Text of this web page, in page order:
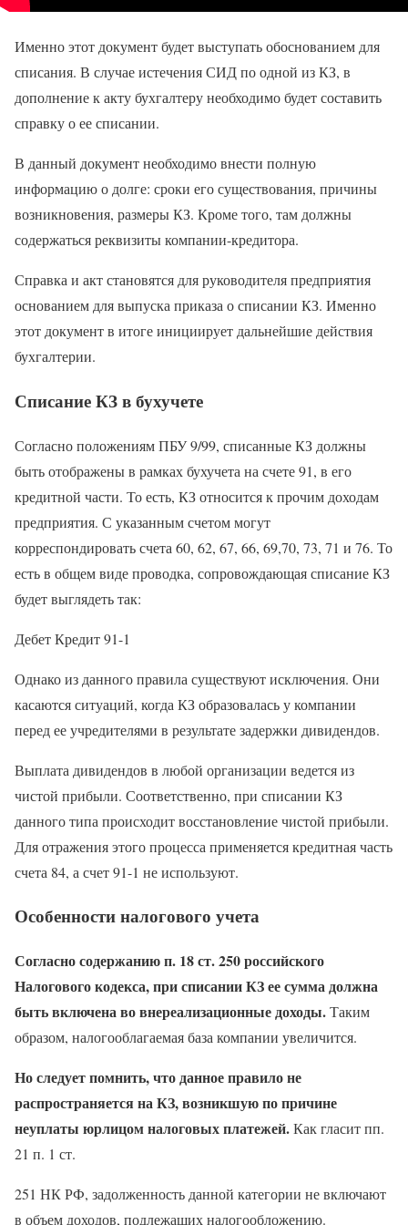
Именно этот документ будет выступать обоснованием для
списания. В случае истечения СИД по одной из КЗ, в
дополнение к акту бухгалтеру необходимо будет составить
справку о ее списании.
В данный документ необходимо внести полную
информацию о долге: сроки его существования, причины
возникновения, размеры КЗ. Кроме того, там должны
содержаться реквизиты компании-кредитора.
Справка и акт становятся для руководителя предприятия
основанием для выпуска приказа о списании КЗ. Именно
этот документ в итоге инициирует дальнейшие действия
бухгалтерии.
Списание КЗ в бухучете
Согласно положениям ПБУ 9/99, списанные КЗ должны
быть отображены в рамках бухучета на счете 91, в его
кредитной части. То есть, КЗ относится к прочим доходам
предприятия. С указанным счетом могут
корреспондировать счета 60, 62, 67, 66, 69,70, 73, 71 и 76. То
есть в общем виде проводка, сопровождающая списание КЗ
будет выглядеть так:
Дебет Кредит 91-1
Однако из данного правила существуют исключения. Они
касаются ситуаций, когда КЗ образовалась у компании
перед ее учредителями в результате задержки дивидендов.
Выплата дивидендов в любой организации ведется из
чистой прибыли. Соответственно, при списании КЗ
данного типа происходит восстановление чистой прибыли.
Для отражения этого процесса применяется кредитная часть
счета 84, а счет 91-1 не используют.
Особенности налогового учета
Согласно содержанию п. 18 ст. 250 российского
Налогового кодекса, при списании КЗ ее сумма должна
быть включена во внереализационные доходы.Таким
образом, налогооблагаемая база компании увеличится.
Но следует помнить, что данное правило не
распространяется на КЗ, возникшую по причине
неуплаты юрлицом налоговых платежей.Как гласит пп.
21 п. 1 ст.
251 НК РФ, задолженность данной категории не включают
в объем доходов, подлежащих налогообложению.